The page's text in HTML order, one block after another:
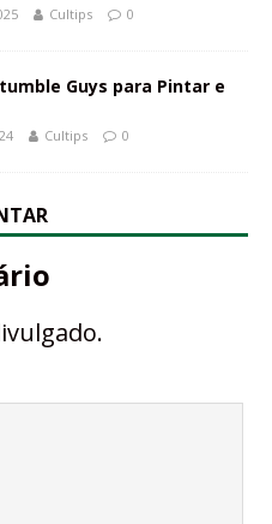
Cultips 0
Guys para Pintar e
Cultips 0